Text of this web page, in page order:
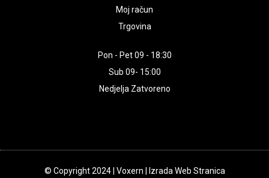
Moj račun
Trgovina
Pon - Pet 09 - 18:30
Sub 09- 15:00
Nedjelja Zatvoreno
© Copyright 2024 | Voxern | Izrada Web Stranica